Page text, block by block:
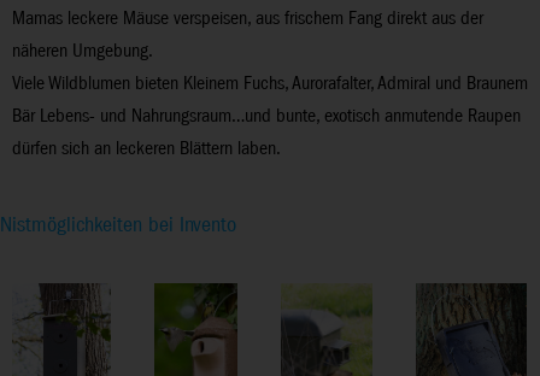
Mamas leckere Mäuse verspeisen, aus frischem Fang direkt aus der
näheren Umgebung.
Viele Wildblumen bieten Kleinem Fuchs, Aurorafalter, Admiral und Braunem
Bär Lebens- und Nahrungsraum…und bunte, exotisch anmutende Raupen
dürfen sich an leckeren Blättern laben.
Nistmöglichkeiten bei Invento